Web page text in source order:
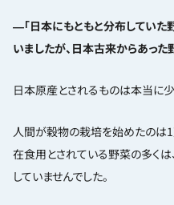
―「日本にもともと分布していた
いましたが、日本古来からあっ
日本原産とされるものは本当に
人間が穀物の栽培を始めたのは
在食用とされている野菜の多く
していませんでした。